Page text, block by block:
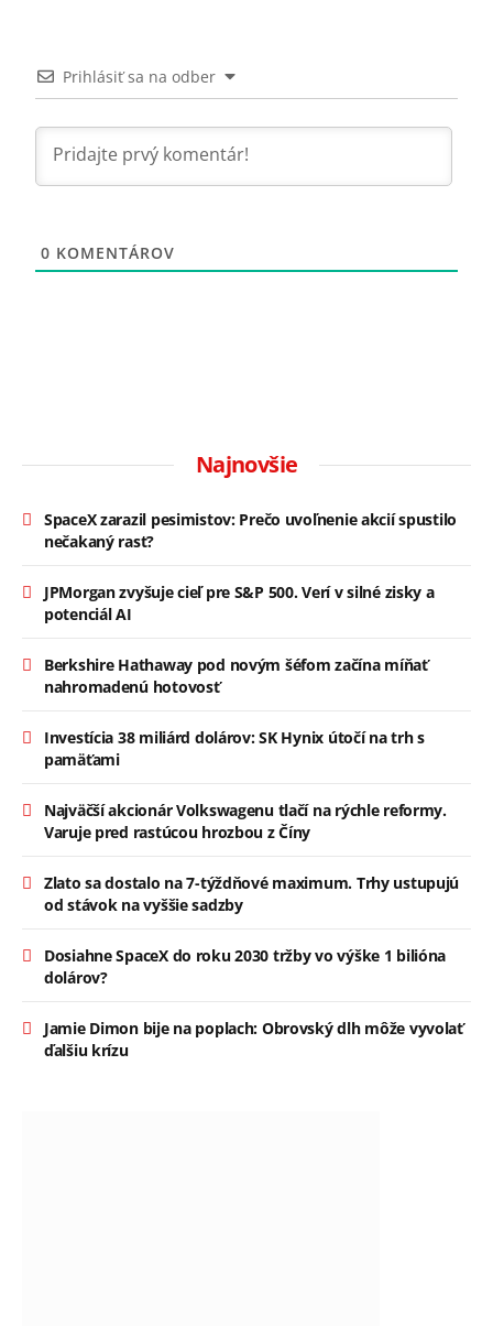
Prihlásiť sa na odber
0 KOMENTÁROV
Najnovšie
SpaceX zarazil pesimistov: Prečo uvoľnenie akcií spustilo
nečakaný rast?
JPMorgan zvyšuje cieľ pre S&P 500. Verí v silné zisky a
potenciál AI
Berkshire Hathaway pod novým šéfom začína míňať
nahromadenú hotovosť
Investícia 38 miliárd dolárov: SK Hynix útočí na trh s
pamäťami
Najväčší akcionár Volkswagenu tlačí na rýchle reformy.
Varuje pred rastúcou hrozbou z Číny
Zlato sa dostalo na 7-týždňové maximum. Trhy ustupujú
od stávok na vyššie sadzby
Dosiahne SpaceX do roku 2030 tržby vo výške 1 bilióna
dolárov?
Jamie Dimon bije na poplach: Obrovský dlh môže vyvolať
ďalšiu krízu